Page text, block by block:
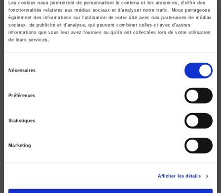
Les cookies nous permettent de personnaliser le contenu et les annonces, d'offrir des
fonctionnalités relatives aux médias sociaux et d'analyser notre trafic. Nous partageons
également des informations sur l'utilisation de notre site avec nos partenaires de médias
sociaux, de publicité et d'analyse, qui peuvent combiner celles-ci avec d'autres
informations que vous leur avez fournies ou qu'ils ont collectées lors de votre utilisation
de leurs services.
Nécessaires
Préférences
Statistiques
Marketing
Afficher les détails
Les sciences sociales au temps de la Covid